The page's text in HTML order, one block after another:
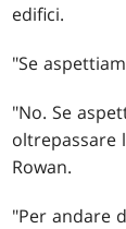
edifici.
"Se
"No. Se
oltrepassare
Rowan.
"Per andare